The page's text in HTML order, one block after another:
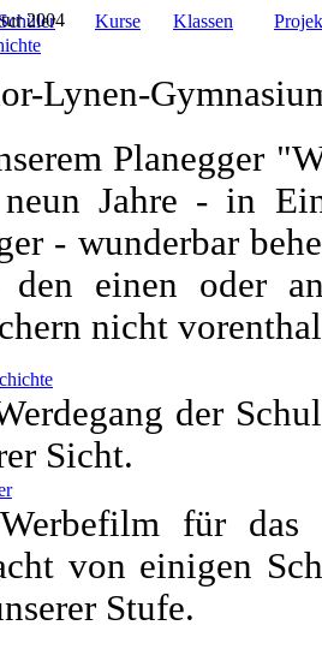
Kurse Klassen
Lynen-
Planegger
Jahre - in
- wunderbar
den einen oder
nicht
der
Sicht.
für das
von einigen
Stufe.